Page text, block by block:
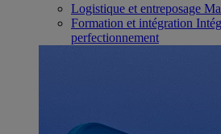
Logistique et entreposage
Formation et intégration
perfectionnement